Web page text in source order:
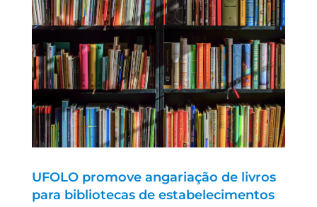
UFOLO promove angariação de livros
para bibliotecas de estabelecimentos